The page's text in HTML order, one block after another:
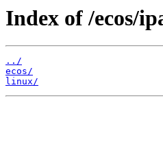
Index of /ecos/
../
ecos/
linux/